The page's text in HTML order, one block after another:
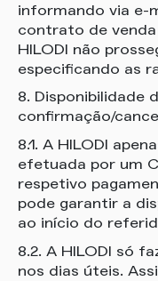
informando via e-
contrato de
HILODI não
especificando as
8. Disponibilidade
confirmação/
8.1. A HILODI
efetuada por um
respetivo
pode garantir a
ao início do
8.2. A HILODI só
nos dias úteis.